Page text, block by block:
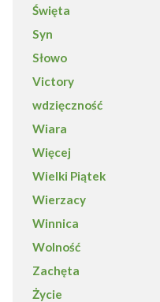
Święta
Syn
Słowo
Victory
wdzięczność
Wiara
Więcej
Wielki Piątek
Wierzacy
Winnica
Wolność
Zachęta
Życie